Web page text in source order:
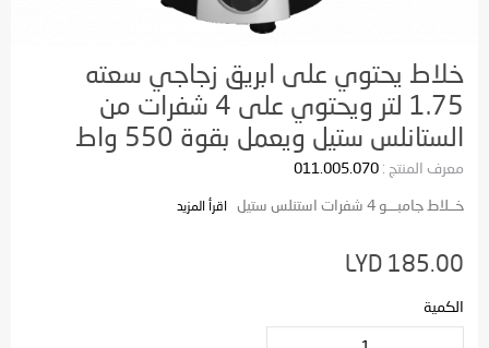
خلاط يحتوي على ابريق زجاجي سعته
1.75 لتر ويحتوي على 4 شفرات من
الستانلس ستيل ويعمل بقوة 550 واط
معرف المنتج : 011.005.070
خــلاط جامبـــو 4 شفرات استنلس ستيل اقرأ المزيد
LYD 185.00
الكمية